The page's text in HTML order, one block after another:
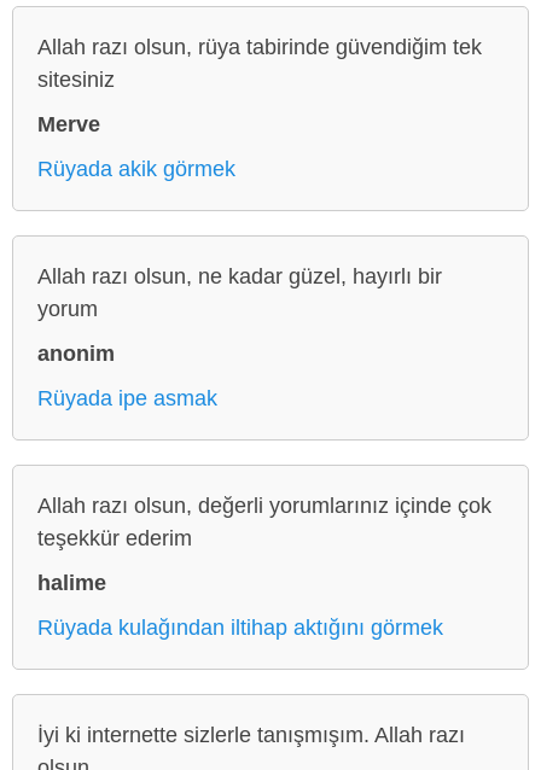
Allah razı olsun, rüya tabirinde güvendiğim tek
sitesiniz
Merve
Rüyada akik görmek
Allah razı olsun, ne kadar güzel, hayırlı bir
yorum
anonim
Rüyada ipe asmak
Allah razı olsun, değerli yorumlarınız içinde çok
teşekkür ederim
halime
Rüyada kulağından iltihap aktığını görmek
İyi ki internette sizlerle tanışmışım. Allah razı